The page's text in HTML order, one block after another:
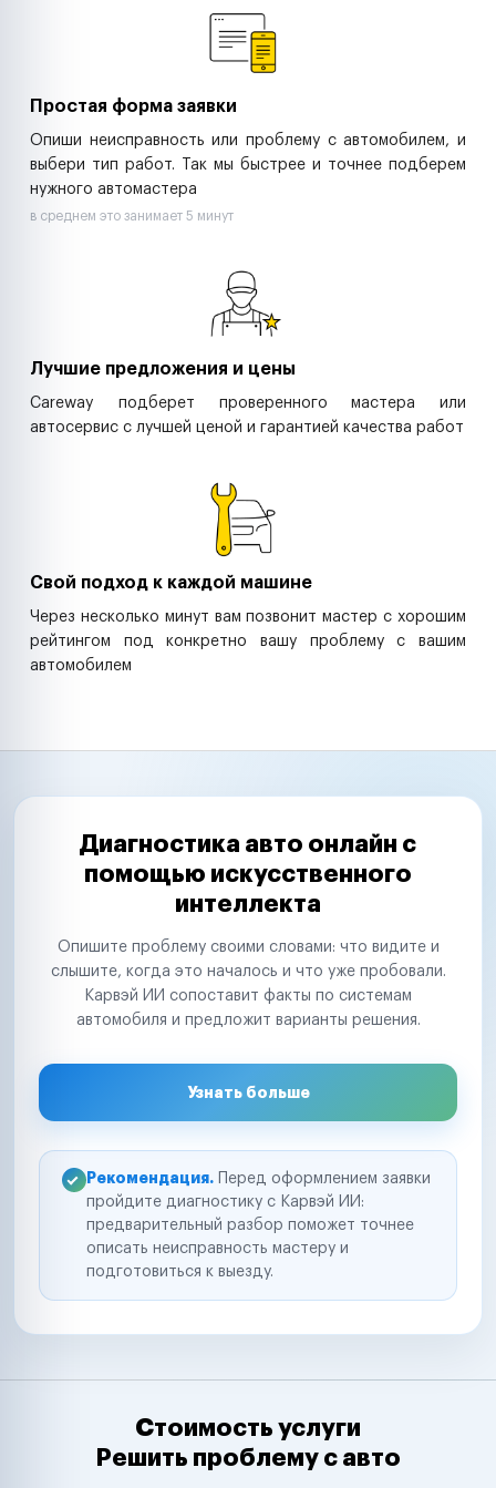
Простая форма заявки
Опиши неисправность или проблему с автомобилем, и
выбери тип работ. Так мы быстрее и точнее подберем
нужного автомастера
в среднем это занимает 5 минут
Лучшие предложения и цены
Careway подберет проверенного мастера или
автосервис с лучшей ценой и гарантией качества работ
Свой подход к каждой машине
Через несколько минут вам позвонит мастер с хорошим
рейтингом под конкретно вашу проблему с вашим
автомобилем
Диагностика авто онлайн с
помощью искусственного
интеллекта
Опишите проблему своими словами: что видите и
слышите, когда это началось и что уже пробовали.
Карвэй ИИ сопоставит факты по системам
автомобиля и предложит варианты решения.
Узнать больше
Рекомендация. Перед оформлением заявки
пройдите диагностику с Карвэй ИИ:
предварительный разбор поможет точнее
описать неисправность мастеру и
подготовиться к выезду.
Стоимость услуги
Решить проблему с авто